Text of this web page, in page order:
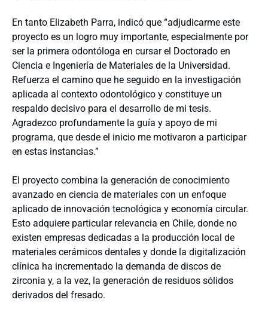
En tanto Elizabeth Parra, indicó que “adjudicarme este
proyecto es un logro muy importante, especialmente por
ser la primera odontóloga en cursar el Doctorado en
Ciencia e Ingeniería de Materiales de la Universidad.
Refuerza el camino que he seguido en la investigación
aplicada al contexto odontológico y constituye un
respaldo decisivo para el desarrollo de mi tesis.
Agradezco profundamente la guía y apoyo de mi
programa, que desde el inicio me motivaron a participar
en estas instancias.”
El proyecto combina la generación de conocimiento
avanzado en ciencia de materiales con un enfoque
aplicado de innovación tecnológica y economía circular.
Esto adquiere particular relevancia en Chile, donde no
existen empresas dedicadas a la producción local de
materiales cerámicos dentales y donde la digitalización
clínica ha incrementado la demanda de discos de
zirconia y, a la vez, la generación de residuos sólidos
derivados del fresado.